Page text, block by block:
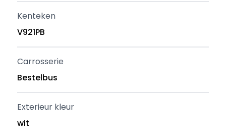
Kenteken
V921PB
Carrosserie
Bestelbus
Exterieur kleur
wit